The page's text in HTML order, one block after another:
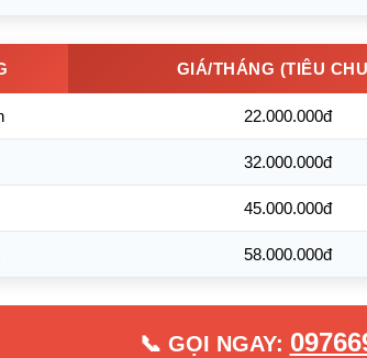
GIÁ/THÁNG (TIÊU
22.000.000đ
32.000.000đ
45.000.000đ
58.000.000đ
📞 GỌI NGAY: